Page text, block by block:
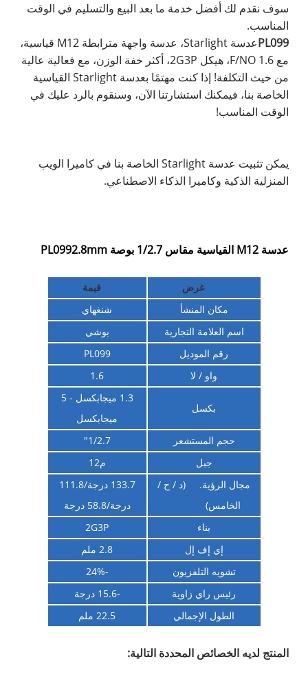
سوف نقدم لك أفضل خدمة ما بعد البيع والتسليم في الوقت
المناسب.
PL099
عدسة Starlight، عدسة واجهة مترابطة M12 قياسية،
مع 1.6 F/NO، هيكل 2G3P، أكثر خفة الوزن، مع فعالية عالية
من حيث التكلفة! إذا كنت مهتمًا بعدسة Starlight القياسية
الخاصة بنا، فيمكنك استشارتنا الآن، وسنقوم بالرد عليك في
الوقت المناسب!
يمكن تثبيت عدسة Starlight الخاصة بنا في كاميرا الويب
المنزلية الذكية وكاميرا الذكاء الاصطناعي.
عدسة M12 القياسية مقاس 1/2.7 بوصة PL0992.8mm
غرض
قيمة
مكان المنشأ
شنغهاي
اسم العلامة التجارية
بوشي
رقم الموديل
PL099
واو / لا
1.6
بكسل
1.3 ميجابكسل - 5
ميجابكسل
حجم المستشعر
1/2.7"
جبل
م12
مجال الرؤية. (د / ح /
الخامس)
133.7 درجة/111.8
درجة/58.8 درجة
بناء
2G3P
إي إف إل
2.8 ملم
تشويه التلفزيون
-24%
رئيس راي زاوية
-15.6 درجة
الطول الإجمالي
22.5 ملم
المنتج لديه الخصائص المحددة التالية: